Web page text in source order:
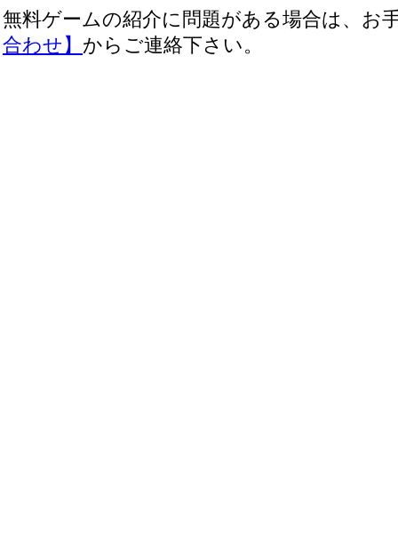
無料ゲームの紹介に問題がある場合は、お
合わせ】 からご連絡下さい。